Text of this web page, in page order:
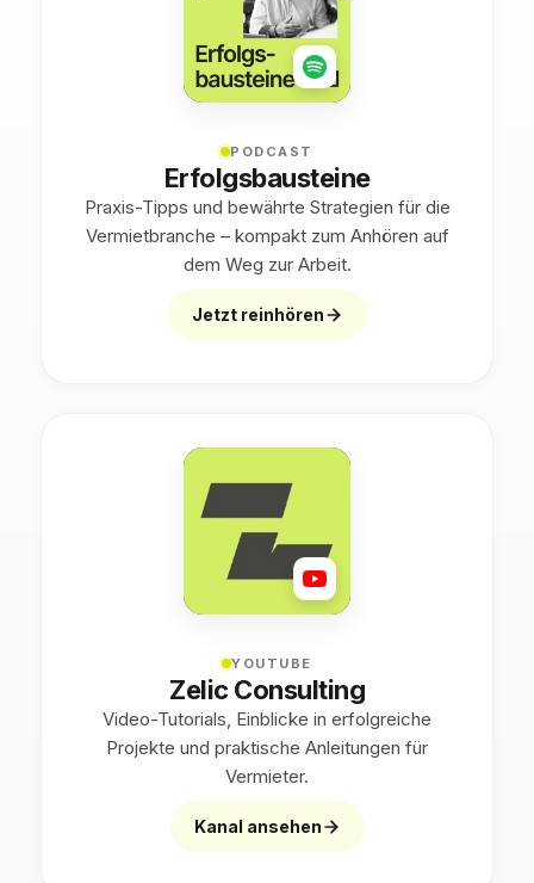
PODCAST
Erfolgsbausteine
Praxis-Tipps und bewährte Strategien für die
Vermietbranche – kompakt zum Anhören auf
dem Weg zur Arbeit.
Jetzt reinhören
YOUTUBE
Zelic Consulting
Video-Tutorials, Einblicke in erfolgreiche
Projekte und praktische Anleitungen für
Vermieter.
Kanal ansehen